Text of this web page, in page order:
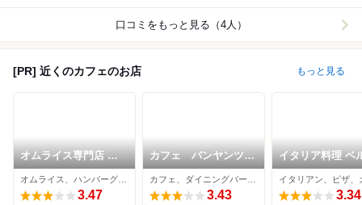
口コミをもっと見る（4人）
[PR] 近くのカフェのお店 もっと見る
オムライス専門店 エ
グロン
3.47
カフェ バンヤンツリ
ー
3.43
イタリア料理 ベ
ルノ
イタリアン、ピザ、
3.34